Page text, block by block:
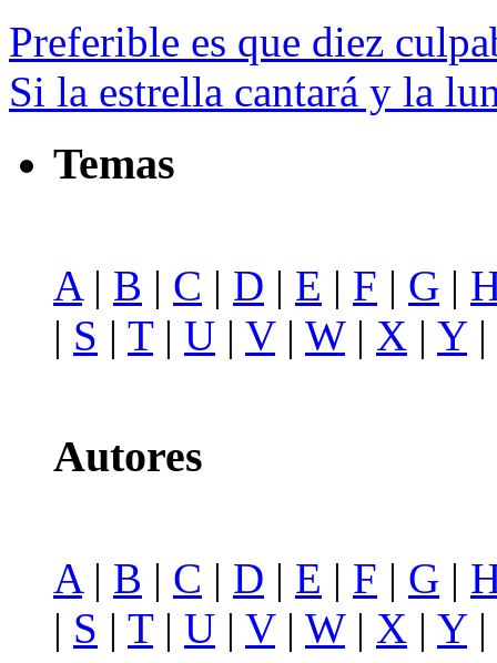
Preferible es que diez
Si la estrella cantará y la
Temas
A | B | C | D | E | F | G |
| S | T| U | V| W| X | Y|
Autores
A| B | C | D | E | F | G |
| S | T| U | V| W| X | Y|